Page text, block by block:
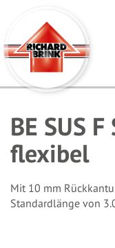
Direkt
Inhalt
BE SUS
flexibel
Mit 10 mm
Standardlänge von